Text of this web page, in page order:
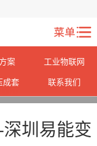
案 工业物联网
成套
联系我们
圳易能变